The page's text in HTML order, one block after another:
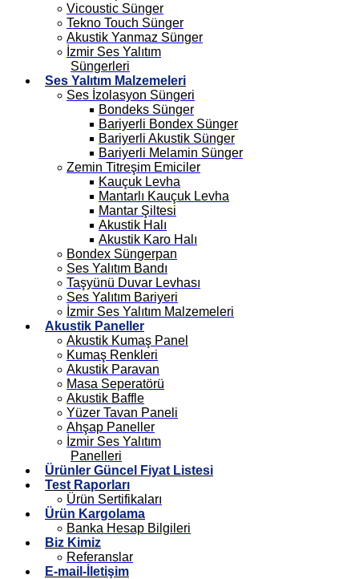
Vicoustic Sünger
Tekno Touch Sünger
Akustik Yanmaz Sünger
İzmir Ses Yalıtım
Süngerleri
Ses Yalıtım Malzemeleri
Ses İzolasyon Süngeri
Bondeks Sünger
Bariyerli Bondex Sünger
Bariyerli Akustik Sünger
Bariyerli Melamin Sünger
Zemin Titreşim Emiciler
Kauçuk Levha
Mantarlı Kauçuk Levha
Mantar Şiltesi
Akustik Halı
Akustik Karo Halı
Bondex Süngerpan
Ses Yalıtım Bandı
Taşyünü Duvar Levhası
Ses Yalıtım Bariyeri
İzmir Ses Yalıtım Malzemeleri
Akustik Paneller
Akustik Kumaş Panel
Kumaş Renkleri
Akustik Paravan
Masa Seperatörü
Akustik Baffle
Yüzer Tavan Paneli
Ahşap Paneller
İzmir Ses Yalıtım
Panelleri
Ürünler Güncel Fiyat Listesi
Test Raporları
Ürün Sertifikaları
Ürün Kargolama
Banka Hesap Bilgileri
Biz Kimiz
Referanslar
E-mail-İletişim